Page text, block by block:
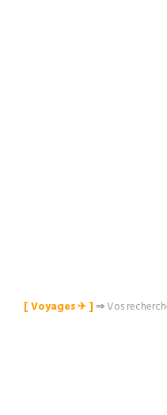
[ Voyages ✈︎ ]⇒Vos